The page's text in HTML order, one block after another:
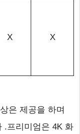
X X
은 제공을 하며
.프리미엄은 4K 화